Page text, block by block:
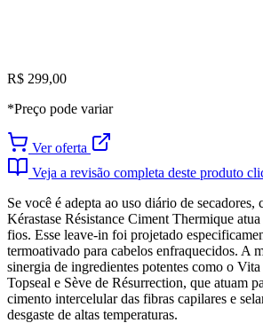
R$ 299,00
*Preço pode variar
Ver oferta
Veja a revisão completa deste produto
Se você é adepta ao uso diário de secadores,
Kérastase Résistance Ciment Thermique
fios. Esse leave-in foi projetado
termoativado para cabelos enfraquecidos. A
sinergia de ingredientes potentes como o
Topseal e Sève de Résurrection, que atuam
cimento intercelular das fibras capilares e
desgaste de altas temperaturas.